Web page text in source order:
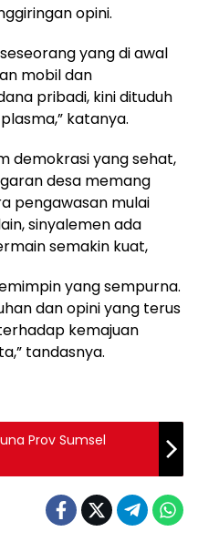
opini.
yang di awal
mobil dan
pribadi, kini dituduh
katanya.
demokrasi yang sehat,
desa memang
pengawasan mulai
sinyalemen ada
semakin kuat,
yang sempurna.
dan opini yang terus
kemajuan
tandasnya.
Prov Sumsel